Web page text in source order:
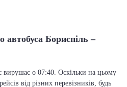
автобуса Бориспіль –
вирушає о 07:40. Оскільки на цьому
від різних перевізників, будь